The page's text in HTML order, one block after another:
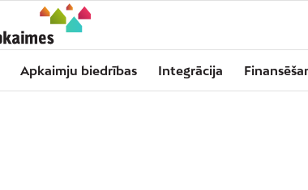
Apkaimju biedrības Integrācija